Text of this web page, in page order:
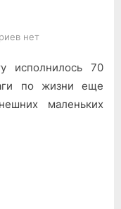
к
Чем
детсад
нет
исполнилось 70
по жизни еще
маленьких